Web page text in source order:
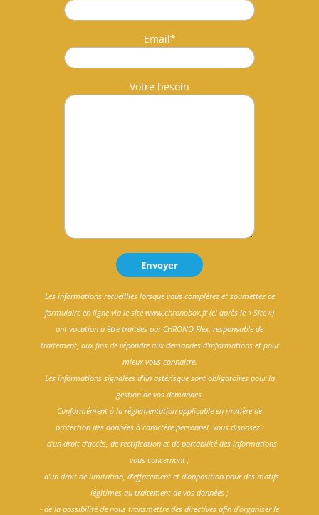
Email*
Votre besoin
Les informations recueillies lorsque vous complétez et soumettez ce
formulaire en ligne via le site www.chronobox.fr (ci-après le « Site »)
ont vocation à être traitées par CHRONO Flex, responsable de
traitement, aux fins de répondre aux demandes d’informations et pour
mieux vous connaitre.
Les informations signalées d'un astérisque sont obligatoires pour la
gestion de vos demandes.
Conformément à la réglementation applicable en matière de
protection des données à caractère personnel, vous disposez :
- d’un droit d’accès, de rectification et de portabilité des informations
vous concernant ;
- d'un droit de limitation, d’effacement et d’opposition pour des motifs
légitimes au traitement de vos données ;
- de la possibilité de nous transmettre des directives afin d’organiser le